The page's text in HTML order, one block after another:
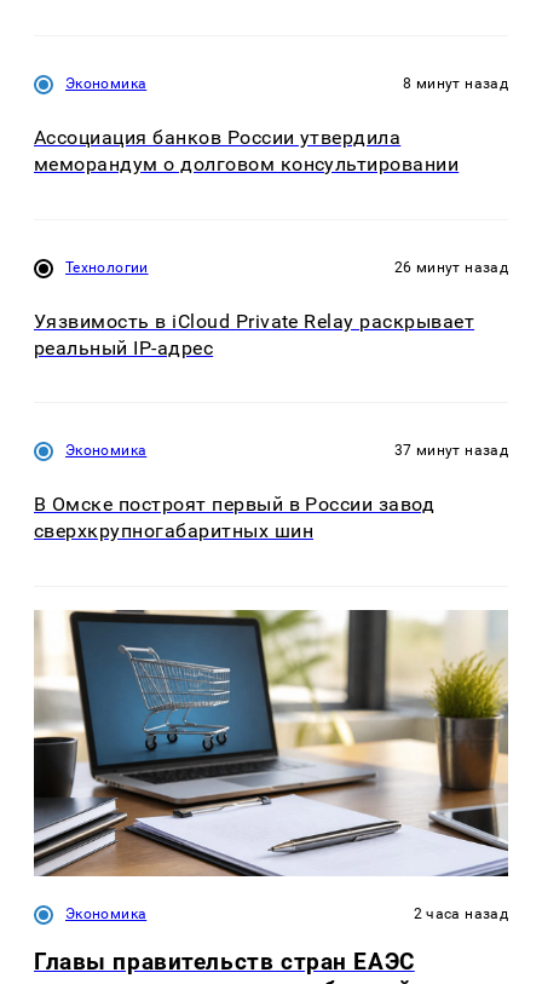
Экономика 8 минут назад
Ассоциация банков России утвердила
меморандум о долговом консультировании
Технологии 26 минут назад
Уязвимость в iCloud Private Relay раскрывает
реальный IP-адрес
Экономика 37 минут назад
В Омске построят первый в России завод
сверхкрупногабаритных шин
Экономика 2 часа назад
Главы правительств стран ЕАЭС